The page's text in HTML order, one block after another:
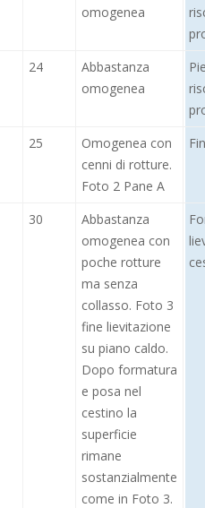
omogenea
24
Abbastanza
omogenea
25
Omogenea con
cenni di rotture.
Foto 2 Pane A
30
Abbastanza
omogenea con
poche rotture
ma senza
collasso. Foto 3
fine lievitazione
su piano caldo.
Dopo formatura
e posa nel
cestino la
superficie
rimane
sostanzialmente
come in Foto 3.